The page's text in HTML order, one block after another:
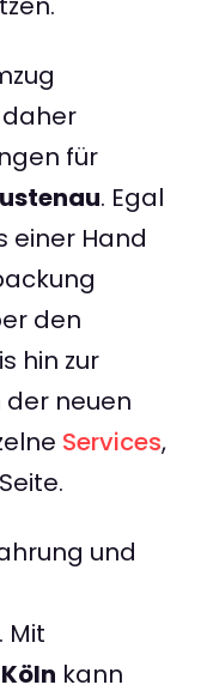
für
. Egal
einer Hand
den
hin zur
der neuen
Services,
und
Mit
kann